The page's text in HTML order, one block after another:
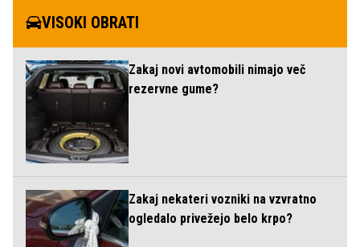
VISOKI OBRATI
Zakaj novi avtomobili nimajo več
rezervne gume?
Zakaj nekateri vozniki na vzvratno
ogledalo privežejo belo krpo?